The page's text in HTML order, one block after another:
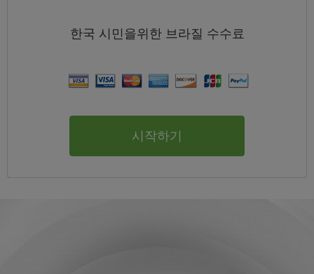
한국 시민을위한 브라질 수수료
시작하기